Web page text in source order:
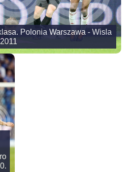
Polonia Warszawa - Wisla